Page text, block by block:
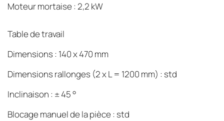
Moteur mortaise : 2,2 kW
Table de travail
Dimensions : 140 x 470 mm
Dimensions rallonges (2 x L = 1200 mm) : std
Inclinaison : ± 45 °
Blocage manuel de la pièce : std